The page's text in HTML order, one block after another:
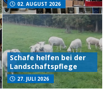
02. AUGUST 2026
Schafe helfen bei der
Landschaftspflege
27. JULI 2026